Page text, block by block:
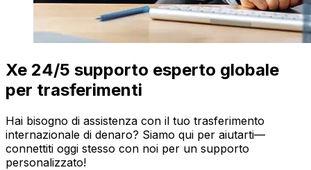
Xe 24/5 supporto esperto globale
per trasferimenti
Hai bisogno di assistenza con il tuo trasferimento
internazionale di denaro? Siamo qui per aiutarti—
connettiti oggi stesso con noi per un supporto
personalizzato!